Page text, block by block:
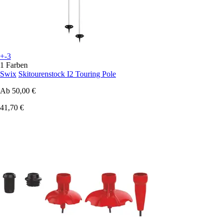
+-3
1 Farben
Swix Skitourenstock I2 Touring Pole
Ab 50,00 €
41,70 €